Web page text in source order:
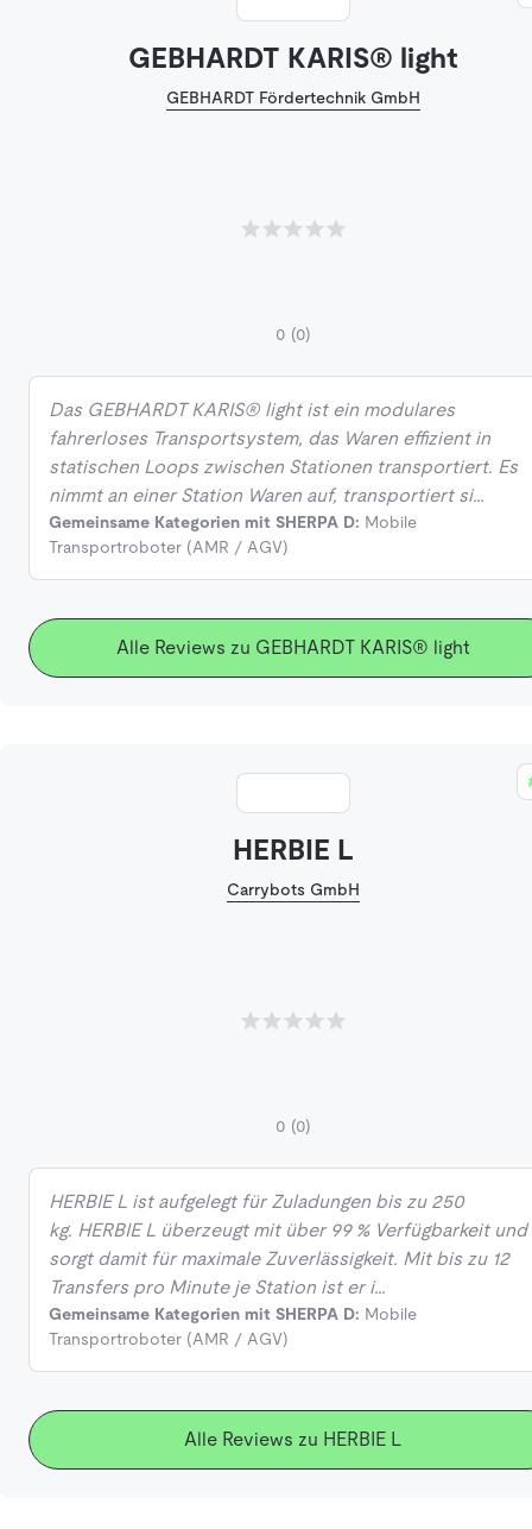
GEBHARDT KARIS® light
GEBHARDT Fördertechnik GmbH
0 (0)
Das GEBHARDT KARIS® light ist ein modulares
fahrerloses Transportsystem, das Waren effizient in
statischen Loops zwischen Stationen transportiert. Es
nimmt an einer Station Waren auf, transportiert si…
Gemeinsame Kategorien mit SHERPA D: Mobile
Transportroboter (AMR / AGV)
Alle Reviews zu GEBHARDT KARIS® light
HERBIE L
Carrybots GmbH
0 (0)
HERBIE L ist aufgelegt für Zuladungen bis zu 250
kg. HERBIE L überzeugt mit über 99 % Verfügbarkeit und
sorgt damit für maximale Zuverlässigkeit. Mit bis zu 12
Transfers pro Minute je Station ist er i…
Gemeinsame Kategorien mit SHERPA D: Mobile
Transportroboter (AMR / AGV)
Alle Reviews zu HERBIE L